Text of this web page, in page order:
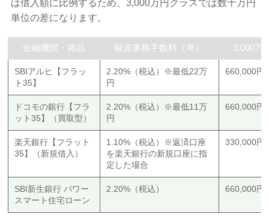
は借入額に比例するため、3,000万円クラスでは数十万円
単位の差になります。
金融機関・商品 融資事務手数料（率） 3,000万
SBIアルヒ【フラッ
ト35】
2.20%（税込）※最低22万
円
660,000円
ドコモの銀行【フラ
ット35】（買取型）
2.20%（税込）※最低11万
円
660,000円
楽天銀行【フラット
35】（新規借入）
1.10%（税込）※返済口座
を楽天銀行の新規口座に指
定した場合
330,000円
SBI新生銀行 パワー
スマート住宅ローン
2.20%（税込） 660,000円